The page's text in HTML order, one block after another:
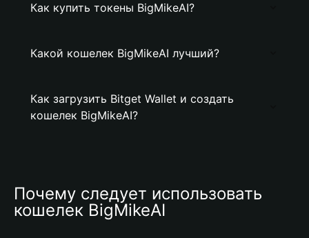
Как купить токены BigMikeAI?
Какой кошелек BigMikeAI лучший?
Как загрузить Bitget Wallet и создать
кошелек BigMikeAI?
Почему следует использовать
кошелек BigMikeAI